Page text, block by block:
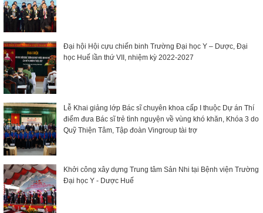
Đại hội Hội cựu chiến binh Trường Đại học Y – Dược, Đại
học Huế lần thứ VII, nhiệm kỳ 2022-2027
Lễ Khai giảng lớp Bác sĩ chuyên khoa cấp I thuộc Dự án Thí
điểm đưa Bác sĩ trẻ tình nguyện về vùng khó khăn, Khóa 3 do
Quỹ Thiện Tâm, Tập đoàn Vingroup tài trợ
Khởi công xây dựng Trung tâm Sản Nhi tại Bệnh viện Trường
Đại học Y - Dược Huế